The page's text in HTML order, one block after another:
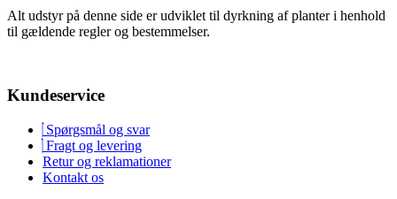
Alt udstyr på denne side er udviklet til dyrkning af planter i henhold
til gældende regler og bestemmelser.
Kundeservice
Spørgsmål og svar
Fragt og levering
Retur og reklamationer
Kontakt os